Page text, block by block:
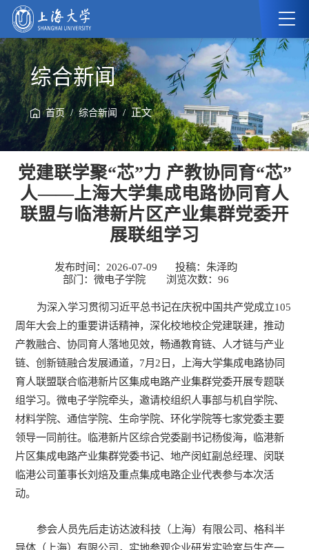
综合新闻
首页/综合新闻 / 正文
党建联学聚“芯”力 产教协同育“芯”
人——上海大学集成电路协同育人
联盟与临港新片区产业集群党委开
展联组学习
发布时间：2026-07-09
投稿：朱泽昀
部门：微电子学院
浏览次数： 96
为深入学习贯彻习近平总书记在庆祝中国共产党成立105
周年大会上的重要讲话精神，深化校地校企党建联建，推动
产教融合、协同育人落地见效，畅通教育链、人才链与产业
链、创新链融合发展通道，7月2日，上海大学集成电路协同
育人联盟联合临港新片区集成电路产业集群党委开展专题联
组学习。微电子学院牵头，邀请校组织人事部与机自学院、
材料学院、通信学院、生命学院、环化学院等七家党委主要
领导一同前往。临港新片区综合党委副书记杨俊海，临港新
片区集成电路产业集群党委书记、地产闵虹副总经理、闵联
临港公司董事长刘焙及重点集成电路企业代表参与本次活
动。
参会人员先后走访达波科技（上海）有限公司、格科半
导体（上海）有限公司，实地参观企业研发实验室与生产一